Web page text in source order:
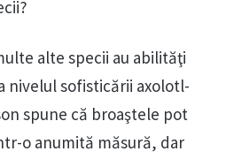
alte specii au abilităţi
nivelul sofisticării axolotl-
spune că broaştele pot
o anumită măsură, dar